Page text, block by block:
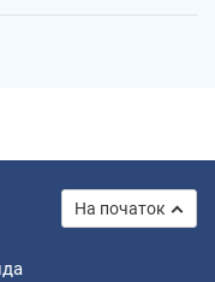
На початок